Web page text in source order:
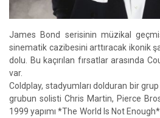
James Bond serisinin müzikal
sinematik cazibesini arttıracak ikonik
dolu. Bu kaçırılan fırsatlar arasında
var.
Coldplay, stadyumları dolduran bir
grubun solisti Chris Martin, Pierce
1999 yapımı *The World Is Not